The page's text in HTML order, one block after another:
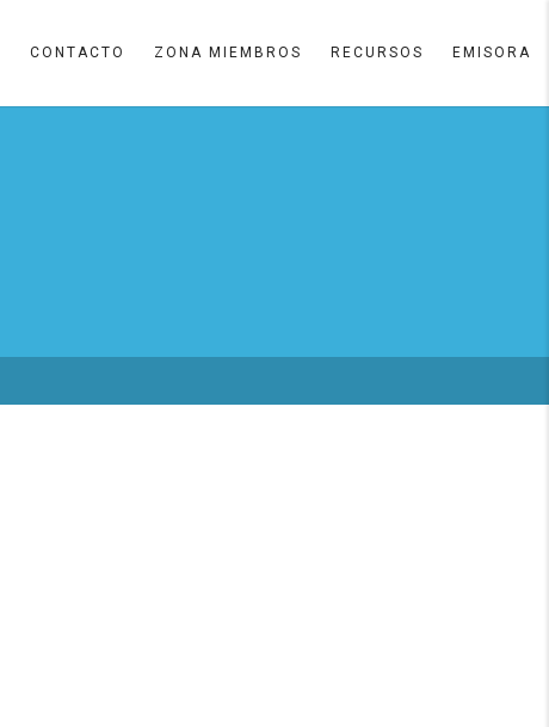
CONTACTO ZONA MIEMBROS RECURSOS EMISORA